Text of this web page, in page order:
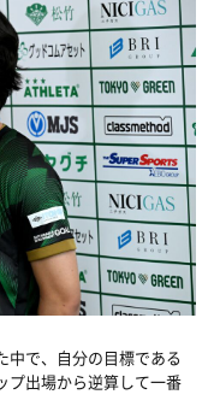
中で、自分の目標である
プ出場から逆算して一番